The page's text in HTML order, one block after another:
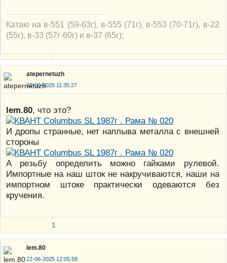
Катаю на в-551 (59-63г), в-555 (71г), в-553 (70-71г), в-22
(55г), в-33 (57г-60г) и в-37 (65г);
atepernetuzh
22-06-2025 11:35:27
lem.80, что это?
И дропы странные, нет наплыва металла с внешней
стороны
А резьбу определить можно гайками рулевой.
Импортные на наш шток не накручиваются, наши на
импортном штоке практически одеваются без
кручения.
1
lem.80
22-06-2025 12:05:58